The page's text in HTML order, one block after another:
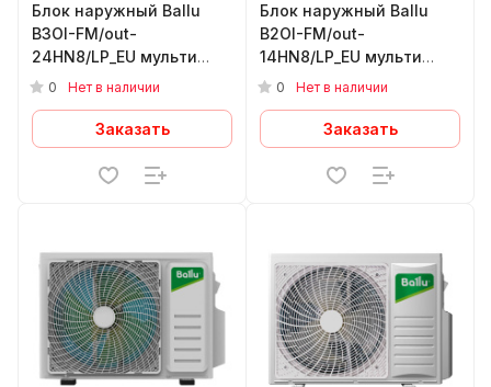
Блок наружный Ballu
B3OI-FM/out-
24HN8/LP_EU мульти
сплит-системы,
0 Нет в наличии
Заказать
Блок наружный Ballu
B2OI-FM/out-
14HN8/LP_EU мульти
сплит-системы,
0 Нет в наличии
Заказать